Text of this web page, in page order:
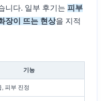
니다. 일부 후기는 피부
장이 뜨는 현상을 지적
기능
, 피부 진정